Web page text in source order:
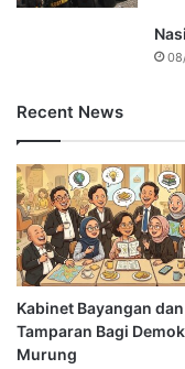
Recent News
Kabinet Bayangan dan
Tamparan Bagi
Murung